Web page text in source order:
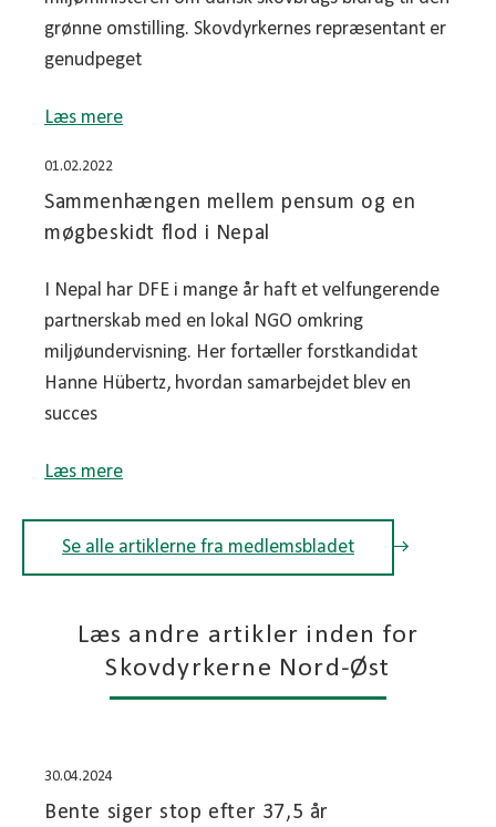
grønne omstilling. Skovdyrkernes repræsentant er
genudpeget
Læs mere
01.02.2022
Sammenhængen mellem pensum og en
møgbeskidt flod i Nepal
I Nepal har DFE i mange år haft et velfungerende
partnerskab med en lokal NGO omkring
miljøundervisning. Her fortæller forstkandidat
Hanne Hübertz, hvordan samarbejdet blev en
succes
Læs mere
Se alle artiklerne fra medlemsbladet
Læs andre artikler inden for
Skovdyrkerne Nord-Øst
30.04.2024
Bente siger stop efter 37,5 år